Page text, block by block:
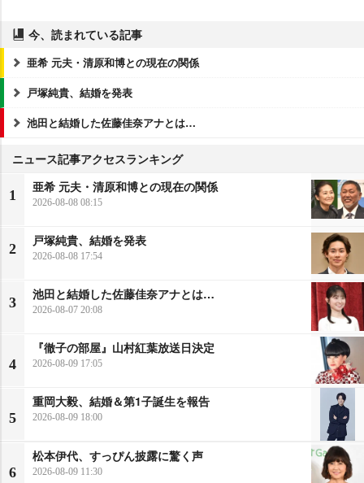
今、読まれている記事
亜希 元夫・清原和博との現在の関係
戸塚純貴、結婚を発表
池田と結婚した佐藤佳奈アナとは…
ニュース記事アクセスランキング
1
亜希 元夫・清原和博との現在の関係
2026-08-08 08:15
2
戸塚純貴、結婚を発表
2026-08-08 17:54
3
池田と結婚した佐藤佳奈アナとは…
2026-08-07 20:08
4
『徹子の部屋』山村紅葉放送日決定
2026-08-09 17:05
5
重岡大毅、結婚＆第1子誕生を報告
2026-08-09 18:00
6
松本伊代、すっぴん披露に驚く声
2026-08-09 11:30